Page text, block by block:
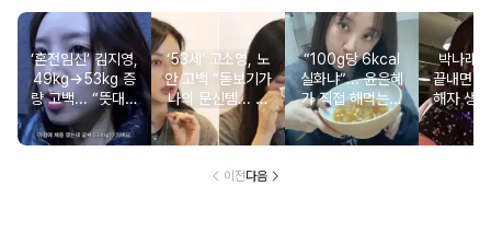
‘혼전임신’ 김지영,
49kg→53kg 증
량 고백... “뜻대로
안돼”
‘53세’ 고소영, 노
안 고백 “돋보기가
나의 문신템... 받
아들이기로 했다”
“100g당 6kcal
실화냐”... 윤은혜
가 직접 해먹는다
는 ‘저칼로리 건강
밥’ 레시피, 난리
박나래
끝내면
해자 생
이전다음